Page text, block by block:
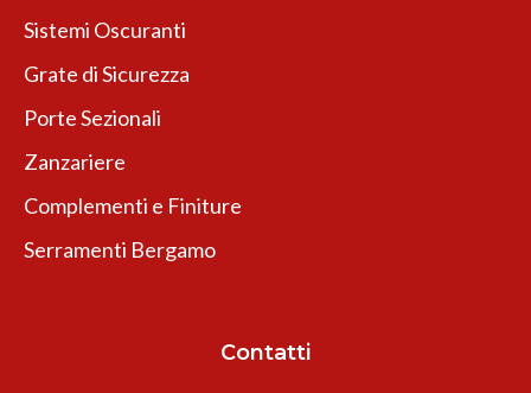
Sistemi Oscuranti
Grate di Sicurezza
Porte Sezionali
Zanzariere
Complementi e Finiture
Serramenti Bergamo
Contatti